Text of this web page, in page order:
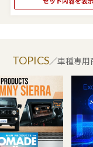
／車種専用